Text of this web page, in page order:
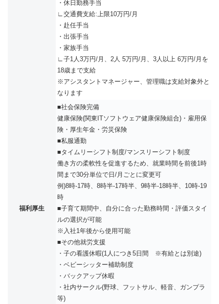
・休日勤務手当
∟交通費支給:上限10万円/月
・赴任手当
・出張手当
・家族手当
∟子1人3万円/月、2人 5万円/月、3人以上 6万円/月を
18歳まで支給
※アシスタントマネージャー、管理職は支給対象外と
なります
福利厚生
■社会保険完備
健康保険(関東ITソフトウェア健康保険組合)・雇用保
険・厚生年金・労災保険
■私服通勤
■タイムリーシフト制度/マンスリーシフト制度
働き方の柔軟性を促進するため、就業時間を前後1時
間まで30分単位で日/月ごとに変更可
例)8時-17時、8時半-17時半、9時半-18時半、10時-19
時
■子育て期間中、自分に合った勤務時間・評価スタイ
ルの選択が可能
※入社1年後から使用可能
■その他就労支援
・子の看護休暇(1人につき5日間 ※有給とは別途)
・ベビーシッター補助制度
・バックアップ休暇
・社内サークル(野球、フットサル、軽音、ガンプラ
等)